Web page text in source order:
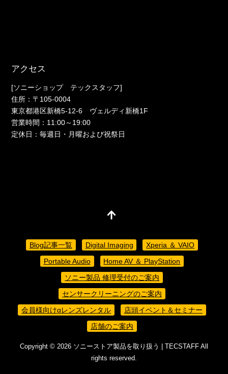
アクセス
[ソニーショップ テックスタッフ]
住所：〒105-0004
東京都港区新橋5-12-6 ヴェルディ新橋1F
営業時間：11:00～19:00
定休日：毎週日・月曜および祝祭日
Blog記事一覧 Digital Imaging
Xperia ＆ VAIO
Portable Audio
Home AV ＆ PlayStation
ソニー製品 修理受付のご案内
センサークリーニングのご案内
会員様向けαレンズレンタル
店頭イベント＆セミナー
店舗のご案内
Copyright © 2026 ソニーストア製品を取り扱う | TECSTAFF All
rights reserved.